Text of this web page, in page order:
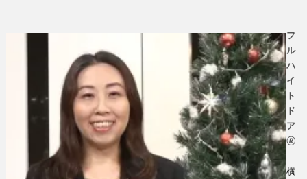
フ
ル
ハ
イ
ト
ド
ア
🄬
横